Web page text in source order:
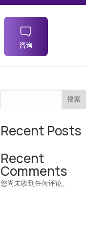
咨询
搜索
Recent Posts
Recent
Comments
您尚未收到任何评论。